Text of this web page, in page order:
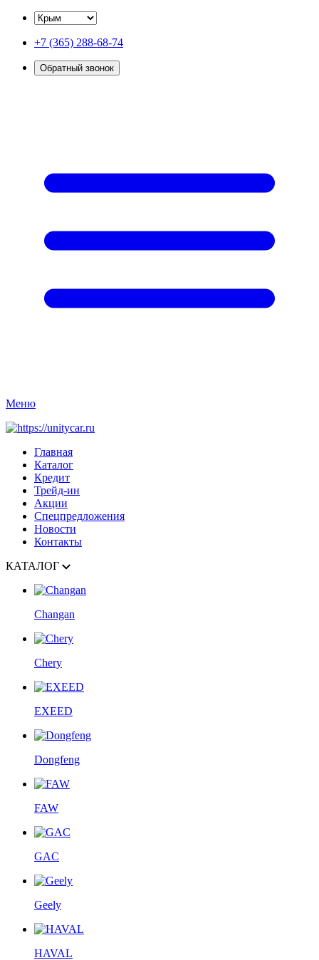
+7 (365) 288-68-74
Обратный звонок
Меню
Главная
Каталог
Кредит
Трейд-ин
Акции
Спецпредложения
Новости
Контакты
КАТАЛОГ
Changan
Chery
EXEED
Dongfeng
FAW
GAC
Geely
HAVAL